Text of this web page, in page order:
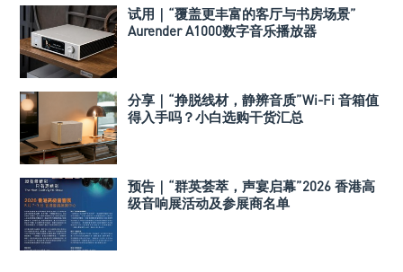
试用｜“覆盖更丰富的客厅与书房场景”
Aurender A1000数字音乐播放器
分享｜“挣脱线材，静辨音质”Wi-Fi 音箱值
得入手吗？小白选购干货汇总
预告｜“群英荟萃，声宴启幕”2026 香港高
级音响展活动及参展商名单